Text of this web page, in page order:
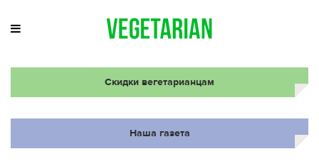
Скидки вегетарианцам
Наша газета